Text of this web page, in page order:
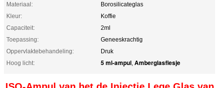
Materiaal:
Borosilicateglas
Kleur:
Koffie
Capaciteit:
2ml
Toepassing:
Geneeskrachtig
Oppervlaktebehandeling:
Druk
Hoog licht:
5 ml-ampul, Amberglasflesje